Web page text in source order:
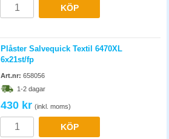
KÖP
Plåster Salvequick Textil 6470XL
6x21st/fp
Art.nr: 658056
1-2 dagar
430 kr (inkl. moms)
KÖP